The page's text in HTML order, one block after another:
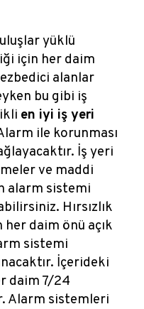
yüklü
için her daim
alanlar
bu gibi iş
en iyi iş yeri
ile korunması
İş yeri
ve maddi
alarm sistemi
Hırsızlık
daim önü açık
sistemi
İçerideki
daim 7/24
Alarm sistemleri